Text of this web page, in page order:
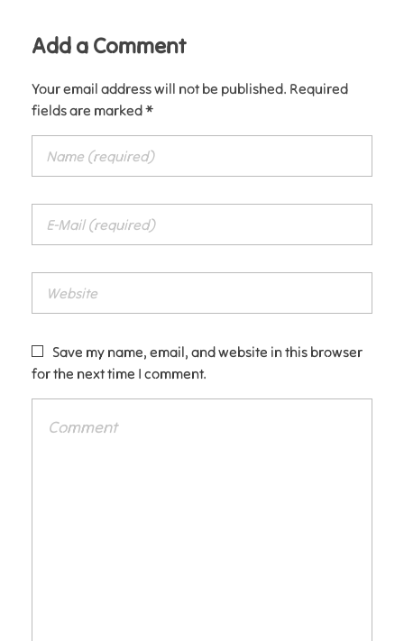
Add a Comment
Your email address will not be published. Required
fields are marked *
Save my name, email, and website in this browser
for the next time I comment.